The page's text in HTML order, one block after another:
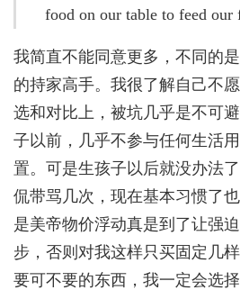
food on our table to feed our
我简直不能同意更多，不同的
的持家高手。我很了解自己不
选和对比上，被坑几乎是不可
子以前，几乎不参与任何生活
置。可是生孩子以后就没办法
侃带骂几次，现在基本习惯了
是美帝物价浮动真是到了让强
步，否则对我这样只买固定几
要可不要的东西，我一定会选